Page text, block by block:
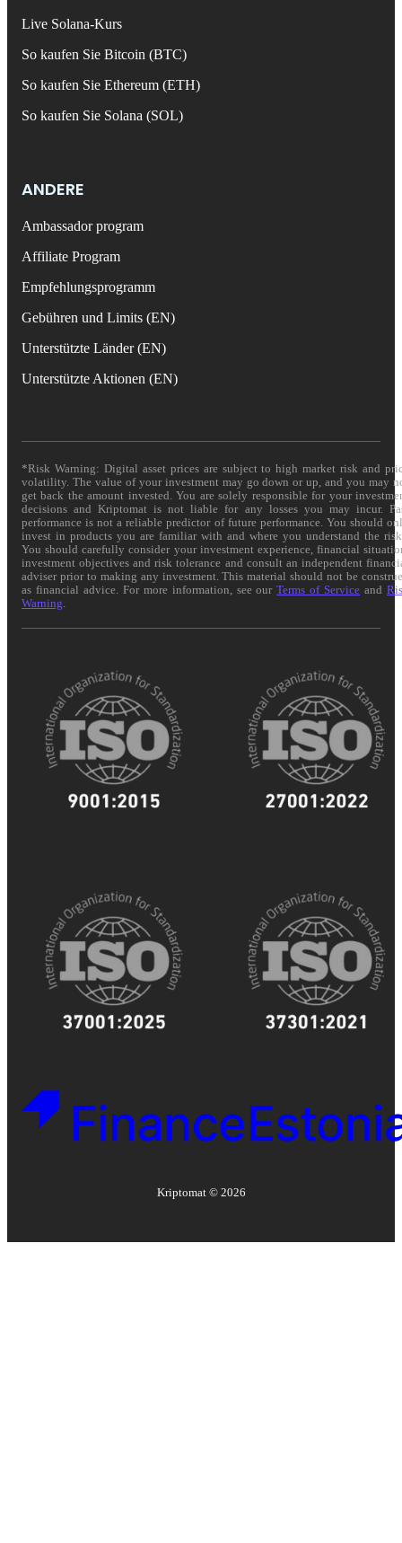
Live Solana-Kurs
So kaufen Sie Bitcoin (BTC)
So kaufen Sie Ethereum (ETH)
So kaufen Sie Solana (SOL)
ANDERE
Ambassador program
Affiliate Program
Empfehlungsprogramm
Gebühren und Limits (EN)
Unterstützte Länder (EN)
Unterstützte Aktionen (EN)
*Risk Warning: Digital asset prices are subject to high market risk and
volatility. The value of your investment may go down or up, and you may
get back the amount invested. You are solely responsible for your
decisions and Kriptomat is not liable for any losses you may incur.
performance is not a reliable predictor of future performance. You should
invest in products you are familiar with and where you understand the
You should carefully consider your investment experience, financial
investment objectives and risk tolerance and consult an independent
adviser prior to making any investment. This material should not be
as financial advice. For more information, see ourTerms of Service and
Warning
Kriptomat © 2026